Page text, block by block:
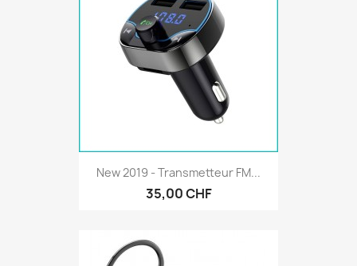
New 2019 - Transmetteur FM...
35,00 CHF